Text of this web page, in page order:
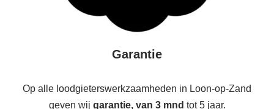
Garantie
Op alle loodgieterswerkzaamheden in Loon-op-Zand
geven wij garantie, van 3 mnd tot 5 jaar.